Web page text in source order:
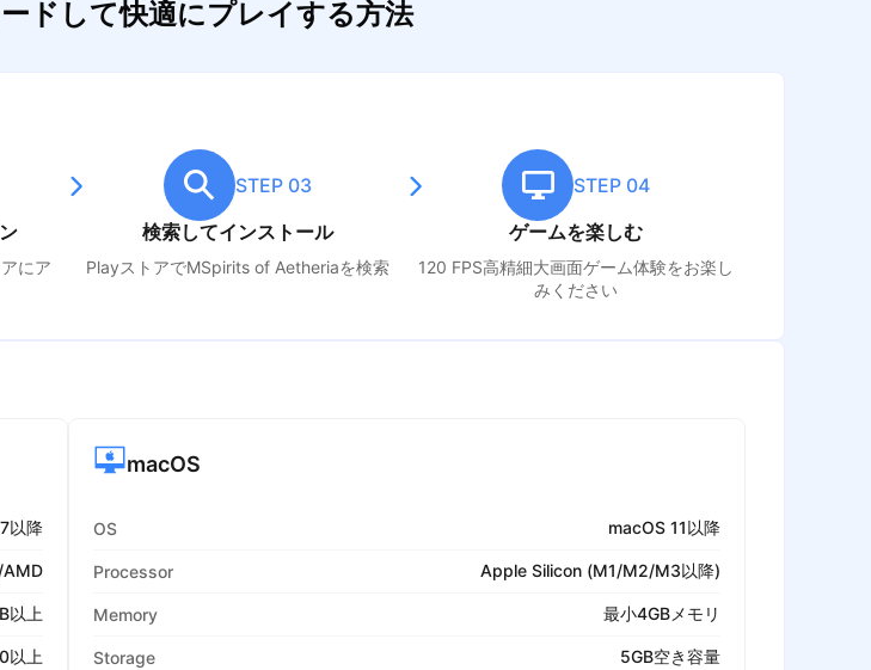
ドして快適にプレイする方法
にア
STEP 03
検索してインストール
PlayストアでMSpirits of Aetheriaを検索
STEP 04
ゲームを楽しむ
120 FPS高精細大画面ゲーム体験をお楽し
みください
以降
以上
以上
macOS
OS macOS 11以降
Processor Apple Silicon (M1/M2/M3以降)
Memory 最小4GBメモリ
Storage 5GB空き容量